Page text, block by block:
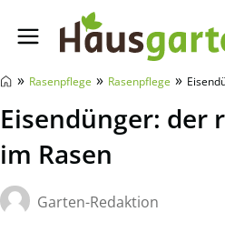
Hausgarten.net
» Rasenpflege » Rasenpflege »
Eisendünger: der
im Rasen
Garten-Redaktion